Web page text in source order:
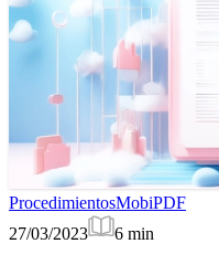
ProcedimientosMobiPDF
27/03/2023
6 min